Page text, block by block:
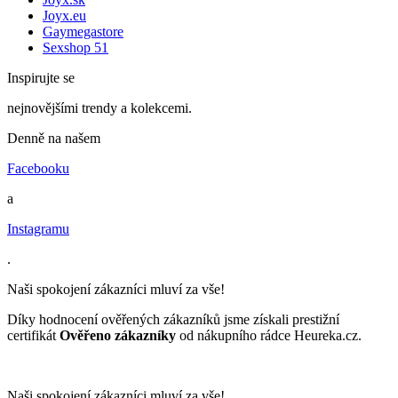
Joyx.eu
Gaymegastore
Sexshop 51
Inspirujte se
nejnovějšími trendy a kolekcemi.
Denně na našem
Facebooku
a
Instagramu
.
Naši spokojení zákazníci mluví za vše!
Díky hodnocení ověřených zákazníků jsme získali prestižní
certifikát Ověřeno zákazníky od nákupního rádce Heureka.cz.